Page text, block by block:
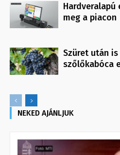
meg a piacon
Szüret után
szőlőkabóca
NEKED AJÁNLJUK